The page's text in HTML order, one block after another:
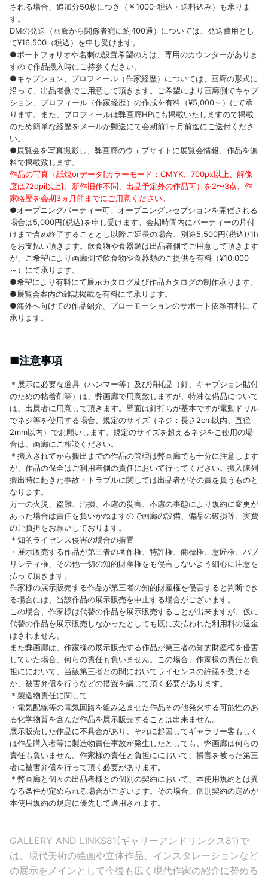
される場合、追加分50枚につき（￥1000-税込・送料込み）も承りま
す。
DMの発送（画廊から関係者宛に約400通）については、発送費用とし
て¥16,500（税込）を申し受けます。
●ポートフォリオや名刺の設置希望の方は、専用のカウンターがありま
すので作品搬入時にご持参ください。
●キャプション、プロフィール（作家経歴）については、画廊の形式に
沿って、出品者側でご用意して頂きます。ご希望により画廊側でキャプ
ション、プロフィール（作家経歴）の作成を有料（¥5,000～）にて承
ります。また、プロフィールは弊画廊HPにも掲載いたしますので掲載
のため簡単な経歴をメールか郵送にて会期前1ヶ月前迄にご送付くださ
い。
●展覧会を写真撮影し、弊画廊のウェブサイトに展覧会情報、作品を無
料で掲載致します。
作品の写真（紙焼orデータ[カラーモード：CMYK、700px以上、解像
度は72dpi以上]、新作旧作不問、出品予定外の作品可）を2〜3点、作
家略歴を会期3ヵ月前までにご用意ください。
●オープニングパーティー可。オープニングレセプションを開催される
場合は5,000円(税込)を申し受けます。会期時間内にパーティーの片付
けまで含め終了することとし以降ご延長の場合、別途5,500円(税込)/1h
をお支払い頂きます。飲食物や食器類は出品者側でご用意して頂きます
が、ご希望により画廊側で飲食物や食器類のご提供を有料（¥10,000
～）にて承ります。
●希望により有料にて展示カタログ及び作品カタログの制作承ります。
●展覧会案内の雑誌掲載を有料にて承ります。
●海外へ向けての作品紹介、プローモーションのサポート依頼有料にて
承ります。
■注意事項
＊展示に必要な道具（ハンマー等）及び消耗品（釘、キャプション貼付
のための粘着剤等）は、弊画廊で用意致しますが、特殊な備品について
は、出展者に用意して頂きます。壁面は釘打ちが基本ですが電動ドリル
でネジ等を使用する場合、規定のサイズ（ネジ：長さ2cm以内、直径
2mm以内）でお願いします。規定のサイズを超えるネジをご使用の場
合は、画廊にご相談ください。
＊搬入されてから搬出までの作品の管理は弊画廊でも十分に注意します
が、作品の保全はご利用者側の責任において行ってください。搬入陳列
搬出時に起きた事故・トラブルに関しては出品者がその責を負うものと
なります。
万一の火災、盗難、汚損、不慮の災害、不慮の事態により規約に変更が
あった場合は責任を負いかねますので画廊の設備、備品の破損等、実費
のご負担をお願いしております。
＊知的ライセンス侵害の場合の措置
・展示販売する作品が第三者の著作権、特許権、商標権、意匠権、パブ
リシティ権、その他一切の知的財産権をも侵害しないよう細心に注意を
払って頂きます。
作家様の展示販売する作品が第三者の知的財産権を侵害すると判断でき
る場合には、当該作品の展示販売を中止する場合がございます。
この場合、作家様は代替の作品を展示販売することが出来ますが、仮に
代替の作品を展示販売しなかったとしても既に支払われた利用料の返金
はされません。
また弊画廊は、作家様の展示販売する作品が第三者の知的財産権を侵害
していた場合、何らの責任も負いません。この場合、作家様の責任と負
担ににおいて、当該第三者との間においてライセンスの許諾を受ける
か、被害弁償を行うなどの措置を講じて頂く必要があります。
＊製造物責任に関して
・電気配線等の電気回路を組み込ませた作品その他発火する可能性のあ
る化学物質を含んだ作品を展示販売することは出来ません。
展示販売した作品に不具合があり、それに起因してギャラリー客もしく
は作品購入者等に製造物責任事故が発生したとしても、弊画廊は何らの
責任も負いません。作家様の責任と負担ににおいて、損害を被った第三
者に被害弁償を行って頂く必要があります。
＊弊画廊と個々の出品者様との個別の契約において、本使用規約とは異
なる条件が定められる場合がございます。その場合、個別契約の定めが
本使用規約の規定に優先して適用されます。
GALLERY AND LINKS81(ギャリーアンドリンクス81)で
は、現代美術の絵画や立体作品、インスタレーションなど
の展示をメインとして今後も広く現代作家の紹介に努める